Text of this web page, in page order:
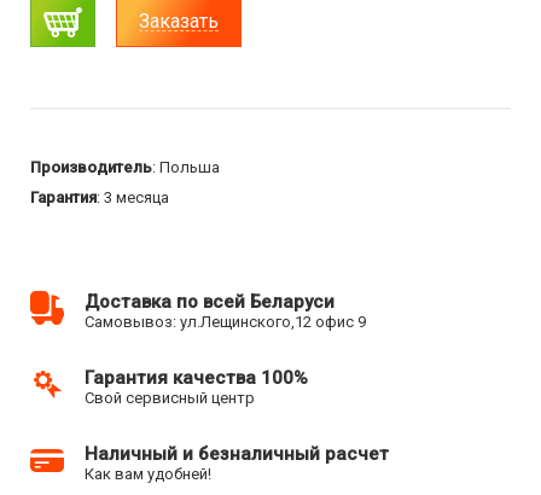
Заказать
Производитель: Польша
Гарантия: 3 месяца
Доставка по всей Беларуси
Самовывоз: ул.Лещинского,12 офис 9
Гарантия качества 100%
Свой сервисный центр
Наличный и безналичный расчет
Как вам удобней!